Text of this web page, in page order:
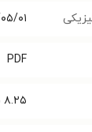
PDF
۸.۲۵